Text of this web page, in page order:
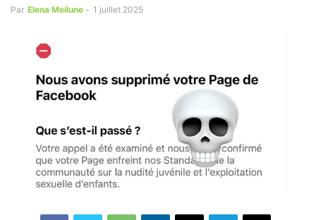
Par Elena Meilune - 1 juillet 2025